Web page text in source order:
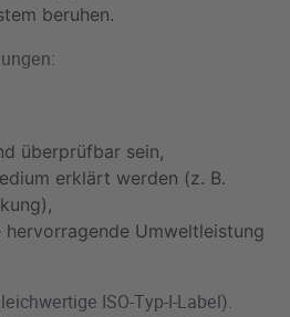
beruhen.
überprüfbar sein,
erklärt werden (z. B.
hervorragende Umweltleistung
ISO-Typ-I-Label).